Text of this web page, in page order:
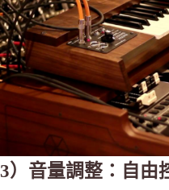
3）音量調整：自由